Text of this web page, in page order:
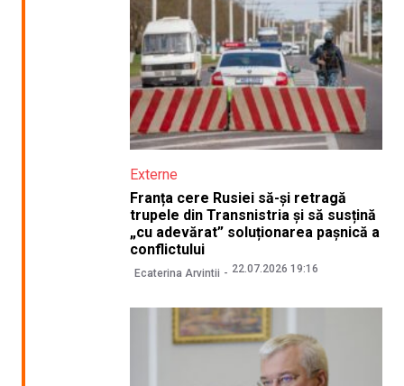
Externe
Franța cere Rusiei să-și retragă
trupele din Transnistria și să susțină
„cu adevărat” soluționarea pașnică a
conflictului
Ecaterina Arvintii 22.07.2026 19:16